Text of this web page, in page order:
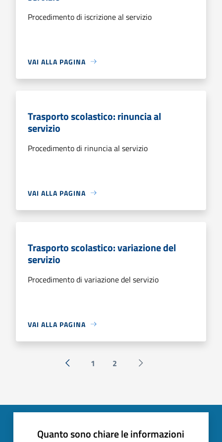
Procedimento di iscrizione al servizio
VAI ALLA PAGINA
Trasporto scolastico: rinuncia al
servizio
Procedimento di rinuncia al servizio
VAI ALLA PAGINA
Trasporto scolastico: variazione del
servizio
Procedimento di variazione del servizio
VAI ALLA PAGINA
« Precedente
1 2 Successiva »
Quanto sono chiare le informazioni